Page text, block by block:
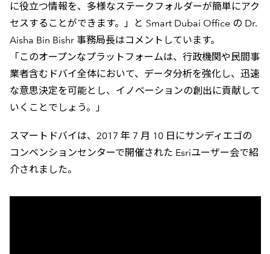
に役立つ情報を、多様なステークフォルダーが簡単にアク
セスすることができます。」と Smart Dubai Office の Dr.
Aisha Bin Bishr 事務局長はコメントしています。
「このオープンなプラットフォームは、行政機関や民間事
業者含むドバイ全体において、データ分析を強化し、迅速
な意思決定を可能とし、イノベーションの創出に貢献して
いくことでしょう。」
スマートドバイは、2017 年 7 月 10 日にサンディエゴの
コンベンションセンターで開催された Esriユーザー会で紹
介されました。